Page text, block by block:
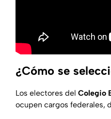
¿Cómo se
Los electores del Colegio
ocupen cargos federales,